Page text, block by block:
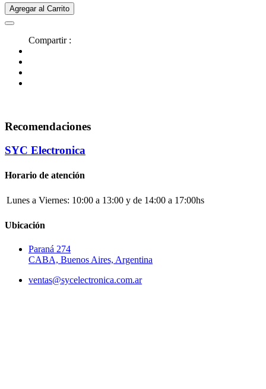
Agregar al Carrito
Compartir :
Recomendaciones
SYC Electronica
Horario de atención
Lunes a Viernes: 10:00 a 13:00 y de 14:00 a 17:00hs
Ubicación
Paraná 274
CABA, Buenos Aires, Argentina
ventas@sycelectronica.com.ar